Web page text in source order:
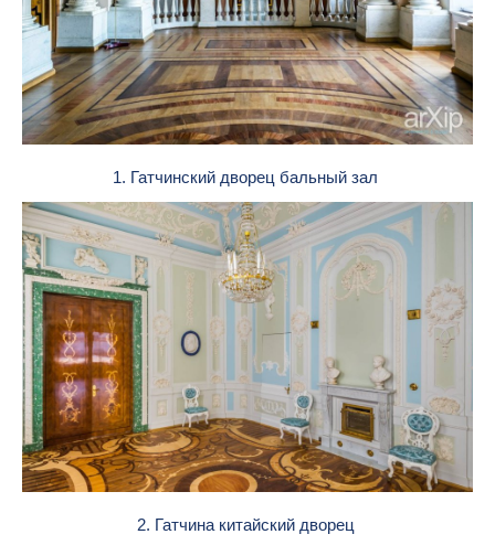
1. Гатчинский дворец бальный зал
2. Гатчина китайский дворец